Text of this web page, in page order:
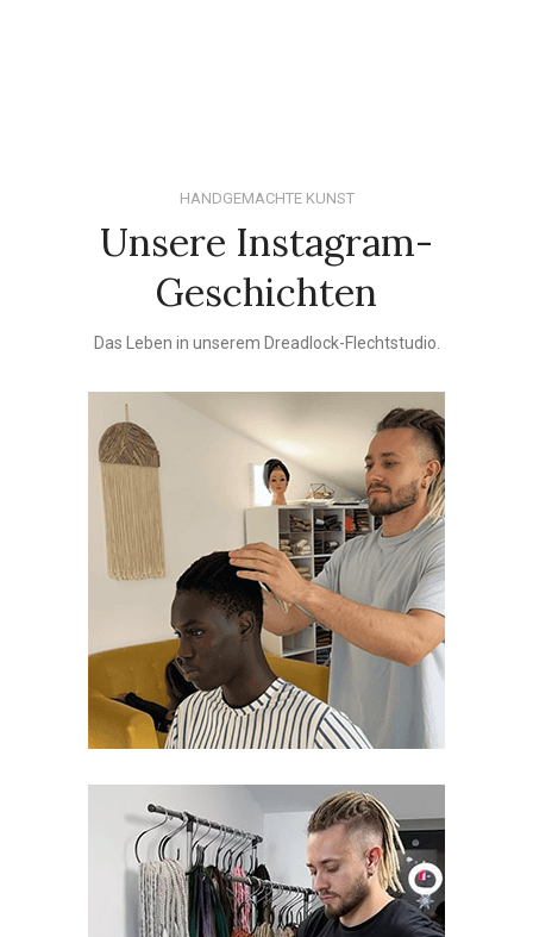
HANDGEMACHTE KUNST
Unsere Instagram-
Geschichten
Das Leben in unserem Dreadlock-Flechtstudio.